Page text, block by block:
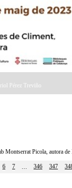
Pérez Treviño
Montserrat Picola, autora
6 7 … 346 347